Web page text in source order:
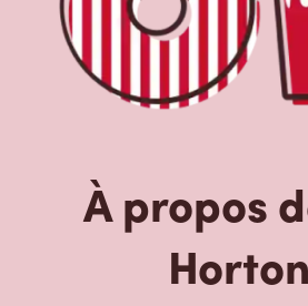
À propos